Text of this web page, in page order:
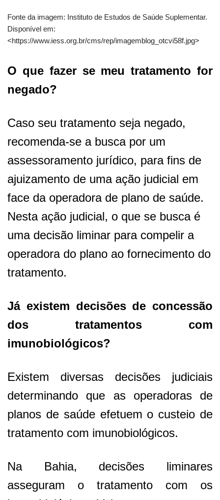
Fonte da imagem: Instituto de Estudos de Saúde Suplementar.
Disponível em:
<https://www.iess.org.br/cms/rep/imagemblog_otcvi58f.jpg>
O que fazer se meu tratamento for
negado?
Caso seu tratamento seja negado,
recomenda-se a busca por um
assessoramento jurídico, para fins de
ajuizamento de uma ação judicial em
face da operadora de plano de saúde.
Nesta ação judicial, o que se busca é
uma decisão liminar para compelir a
operadora do plano ao fornecimento do
tratamento.
Já existem decisões de concessão
dos tratamentos com
imunobiológicos?
Existem diversas decisões judiciais
determinando que as operadoras de
planos de saúde efetuem o custeio de
tratamento com imunobiológicos.
Na Bahia, decisões liminares
asseguram o tratamento com os